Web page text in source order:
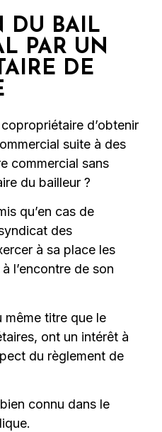
DU BAIL
PAR UN
DE
d’obtenir
suite à des
commercial sans
du bailleur ?
qu’en cas de
des
à sa place les
l’encontre de son
même titre que le
ont un intérêt à
du règlement de
connu dans le